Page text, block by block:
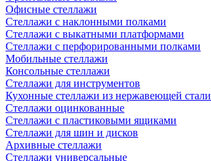
Офисные стеллажи
Стеллажи с наклонными полками
Стеллажи с выкатными платформами
Стеллажи с перфорированными полками
Мобильные стеллажи
Консольные стеллажи
Стеллажи для инструментов
Кухонные стеллажи из нержавеющей стали
Стеллажи оцинкованные
Стеллажи с пластиковыми ящиками
Стеллажи для шин и дисков
Архивные стеллажи
Стеллажи универсальные